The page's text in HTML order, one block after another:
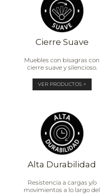
Cierre Suave
Muebles con bisagras con
cierre suave y silencioso.
VER PRODUCTOS >
Alta Durabilidad
Resistencia a cargas y/o
movimientos a lo largo del